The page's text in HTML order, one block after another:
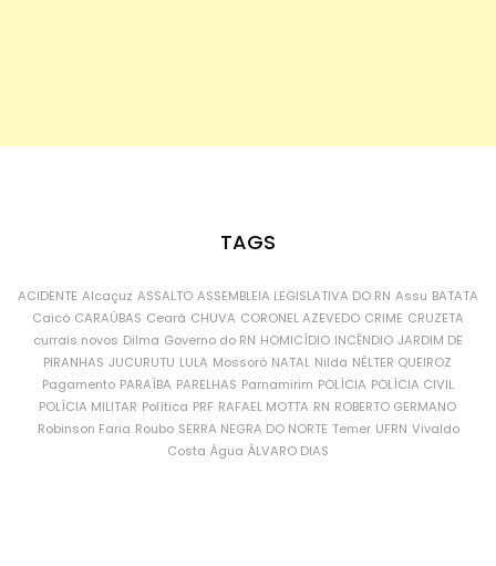
TAGS
ACIDENTE Alcaçuz ASSALTO ASSEMBLEIA LEGISLATIVA DO RN Assu BATATA
Caicó CARAÚBAS Ceará CHUVA CORONEL AZEVEDO CRIME CRUZETA
currais novos Dilma Governo do RN HOMICÍDIO INCÊNDIO JARDIM DE
PIRANHAS JUCURUTU LULA Mossoró NATAL Nilda NÉLTER QUEIROZ
Pagamento PARAÍBA PARELHAS Parnamirim POLÍCIA POLÍCIA CIVIL
POLÍCIA MILITAR Política PRF RAFAEL MOTTA RN ROBERTO GERMANO
Robinson Faria Roubo SERRA NEGRA DO NORTE Temer UFRN Vivaldo
Costa Água ÁLVARO DIAS